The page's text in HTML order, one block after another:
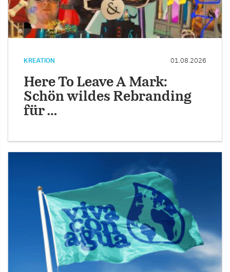
KREATION 01.08.2026
Here To Leave A Mark:
Schön wildes Rebranding
für …